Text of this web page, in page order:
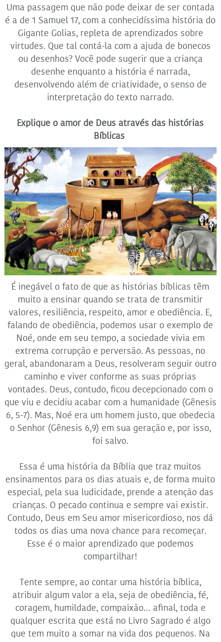
Uma passagem que não pode deixar de ser contada
é a de 1 Samuel 17, com a conhecidíssima história do
Gigante Golias, repleta de aprendizados sobre
virtudes. Que tal contá-la com a ajuda de bonecos
ou desenhos? Você pode sugerir que a criança
desenhe enquanto a história é narrada,
desenvolvendo além de criatividade, o senso de
interpretação do texto narrado.
Explique o amor de Deus através das histórias
Bíblicas
É inegável o fato de que as histórias bíblicas têm
muito a ensinar quando se trata de transmitir
valores, resiliência, respeito, amor e obediência. E,
falando de obediência, podemos usar o exemplo de
Noé, onde em seu tempo, a sociedade vivia em
extrema corrupção e perversão. As pessoas, no
geral, abandonaram a Deus, resolveram seguir outro
caminho e viver conforme as suas próprias
vontades. Deus, contudo, ficou decepcionado com o
que viu e decidiu acabar com a humanidade (Gênesis
6, 5-7). Mas, Noé era um homem justo, que obedecia
o Senhor (Gênesis 6,9) em sua geração e, por isso,
foi salvo.
Essa é uma história da Bíblia que traz muitos
ensinamentos para os dias atuais e, de forma muito
especial, pela sua ludicidade, prende a atenção das
crianças. O pecado continua e sempre vai existir.
Contudo, Deus em Seu amor misericordioso, nos dá
todos os dias uma nova chance para recomeçar.
Esse é o maior aprendizado que podemos
compartilhar!
Tente sempre, ao contar uma história bíblica,
atribuir algum valor a ela, seja de obediência, fé,
coragem, humildade, compaixão… afinal, toda e
qualquer escrita que está no Livro Sagrado é algo
que tem muito a somar na vida dos pequenos. Na